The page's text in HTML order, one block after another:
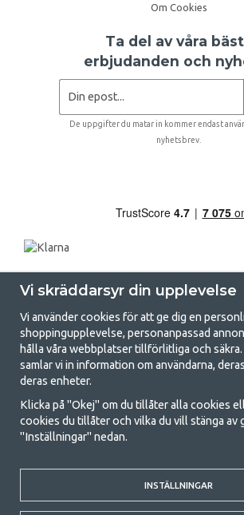
Om Cookies
Ta del av våra
erbjudanden och
De uppgifter du matar in kommer endast
nyhetsbrev.
GetCamping.se - Din butik
och uteliv
Att campa kan antingen vara en livsstil eller ett
för ett gemensamt äventyr. Oavsett vilken
med att campa så därför erbjuder vi riktigt bra
husvagnstält och all annan utrustning för
mål är att i varje priskategori erbjuda den bästa
Vi skräddarsyr din upplevelse
Vi använder cookies för att ge dig en
shoppingupplevelse, personanpassad
hålla våra webbplatser tillförlitliga och
samlar vi in information om användarna,
deras enheter.
Klicka på "Okej" om du tillåter alla cookies
cookies du tillåter och vilka du vill stänga av
"Inställningar" nedan.
INSTÄLLNINGAR